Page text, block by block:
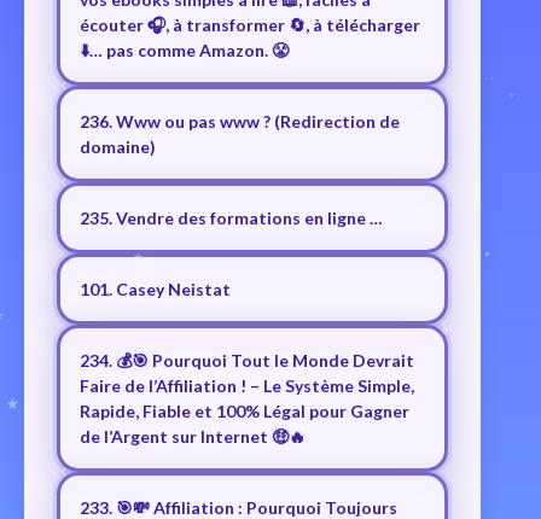
écouter 🎧, à transformer 🔄, à télécharger
⬇️… pas comme Amazon. 😤
236. Www ou pas www ? (Redirection de
domaine)
235. Vendre des formations en ligne …
101. Casey Neistat
234. 💰🎯 Pourquoi Tout le Monde Devrait
Faire de l’Affiliation ! – Le Système Simple,
Rapide, Fiable et 100% Légal pour Gagner
de l’Argent sur Internet 🤑🔥
233. 🎯💸 Affiliation : Pourquoi Toujours